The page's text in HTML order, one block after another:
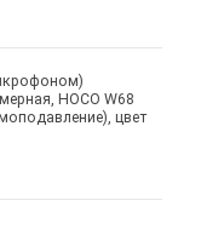
HOCO W68
цвет